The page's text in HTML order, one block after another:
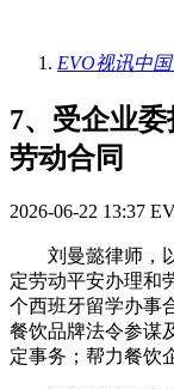
EVO视讯中
7、受企业
劳动合同
2026-06-22 13:37
刘曼懿律师，以
定劳动平安办理和
个西班牙留学办事
餐饮品牌法令参谋
定事务；帮力餐饮